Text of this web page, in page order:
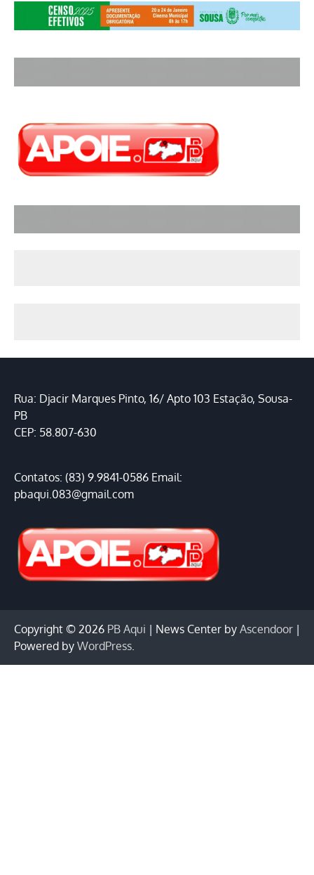
Rua: Djacir Marques Pinto, 16/ Apto 103 Estação, Sousa-
PB
CEP: 58.807-630
Contatos: (83) 9.9841-0586 Email:
pbaqui.083@gmail.com
Copyright © 2026 PB Aqui | News Center by Ascendoor |
Powered by WordPress.